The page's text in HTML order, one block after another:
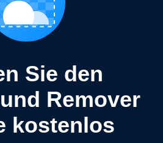
Sie den
Remover
kostenlos